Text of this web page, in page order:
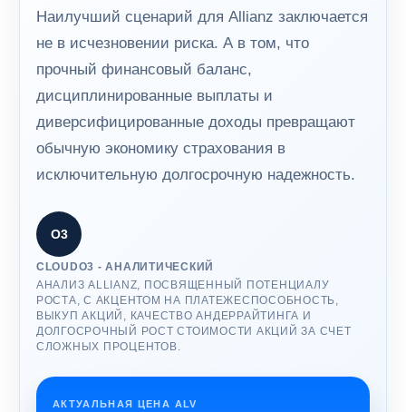
Наилучший сценарий для Allianz заключается
не в исчезновении риска. А в том, что
прочный финансовый баланс,
дисциплинированные выплаты и
диверсифицированные доходы превращают
обычную экономику страхования в
исключительную долгосрочную надежность.
О3
CLOUDO3 - АНАЛИТИЧЕСКИЙ
АНАЛИЗ ALLIANZ, ПОСВЯЩЕННЫЙ ПОТЕНЦИАЛУ
РОСТА, С АКЦЕНТОМ НА ПЛАТЕЖЕСПОСОБНОСТЬ,
ВЫКУП АКЦИЙ, КАЧЕСТВО АНДЕРРАЙТИНГА И
ДОЛГОСРОЧНЫЙ РОСТ СТОИМОСТИ АКЦИЙ ЗА СЧЕТ
СЛОЖНЫХ ПРОЦЕНТОВ.
АКТУАЛЬНАЯ ЦЕНА ALV